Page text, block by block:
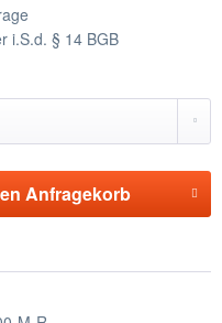
i.S.d. § 14 BGB
Anfragekorb